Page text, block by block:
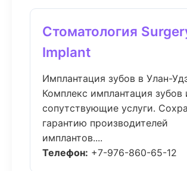
Стоматология
Implant
Имплантация зубов в Улан-
Комплекс имплантация зубов
сопутствующие услуги.
гарантию производителей
имплантов....
Телефон: +7-976-860-65-12